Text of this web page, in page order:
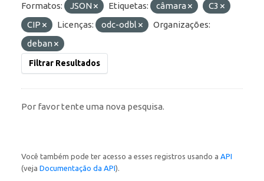
Formatos: JSON Etiquetas: câmara
C3
CIP
Licenças: odc-odbl
Organizações:
deban
Filtrar Resultados
Por favor tente uma nova pesquisa.
Você também pode ter acesso a esses registros usando a API
(veja Documentação da API).